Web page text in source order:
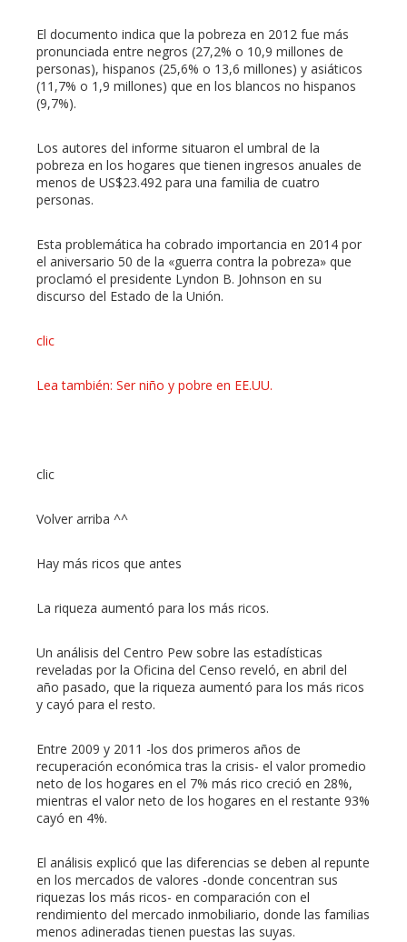
El documento indica que la pobreza en 2012 fue más
pronunciada entre negros (27,2% o 10,9 millones de
personas), hispanos (25,6% o 13,6 millones) y asiáticos
(11,7% o 1,9 millones) que en los blancos no hispanos
(9,7%).
Los autores del informe situaron el umbral de la
pobreza en los hogares que tienen ingresos anuales de
menos de US$23.492 para una familia de cuatro
personas.
Esta problemática ha cobrado importancia en 2014 por
el aniversario 50 de la «guerra contra la pobreza» que
proclamó el presidente Lyndon B. Johnson en su
discurso del Estado de la Unión.
clic
Lea también: Ser niño y pobre en EE.UU.
clic
Volver arriba ^^
Hay más ricos que antes
La riqueza aumentó para los más ricos.
Un análisis del Centro Pew sobre las estadísticas
reveladas por la Oficina del Censo reveló, en abril del
año pasado, que la riqueza aumentó para los más ricos
y cayó para el resto.
Entre 2009 y 2011 -los dos primeros años de
recuperación económica tras la crisis- el valor promedio
neto de los hogares en el 7% más rico creció en 28%,
mientras el valor neto de los hogares en el restante 93%
cayó en 4%.
El análisis explicó que las diferencias se deben al repunte
en los mercados de valores -donde concentran sus
riquezas los más ricos- en comparación con el
rendimiento del mercado inmobiliario, donde las familias
menos adineradas tienen puestas las suyas.